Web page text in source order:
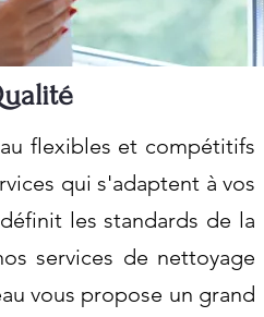
flexibles et compétitifs
qui s'adaptent à vos
les standards de la
services de nettoyage
vous propose un grand